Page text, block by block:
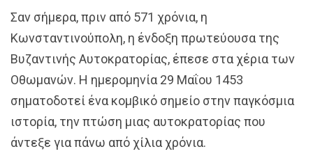
Σαν σήμερα, πριν από 571 χρόνια, η
Κωνσταντινούπολη, η ένδοξη πρωτεύουσα της
Βυζαντινής Αυτοκρατορίας, έπεσε στα χέρια των
Οθωμανών. Η ημερομηνία 29 Μαΐου 1453
σηματοδοτεί ένα κομβικό σημείο στην παγκόσμια
ιστορία, την πτώση μιας αυτοκρατορίας που
άντεξε για πάνω από χίλια χρόνια.